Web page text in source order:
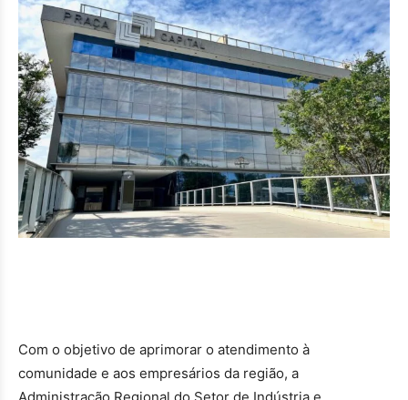
Com o objetivo de aprimorar o atendimento à
comunidade e aos empresários da região, a
Administração Regional do Setor de Indústria e